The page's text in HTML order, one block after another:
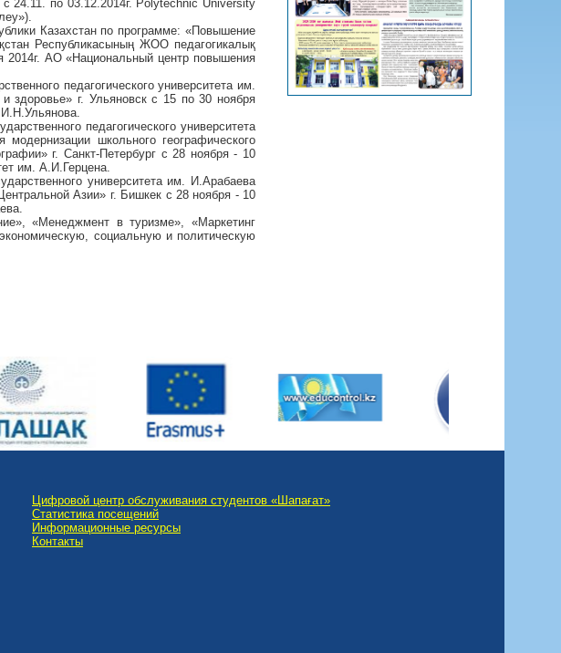
24.11. по 03.12.2014г. Polytechnic University
Казахстан по программе: «Повышение
Республикасының ЖОО педагогикалық
2014г. АО «Национальный центр повышения
педагогического университета им.
г. Ульяновск с 15 по 30 ноября
И.Н.Ульянова.
педагогического университета
школьного географического
г. Санкт-Петербург с 28 ноября - 10
им. А.И.Герцена.
университета им. И.Арабаева
Азии» г. Бишкек с 28 ноября - 10
«Менеджмент в туризме», «Маркетинг
социальную и политическую
Цифровой центр обслуживания студентов «Шапағат»
Статистика посещений
Информационные ресурсы
Контакты